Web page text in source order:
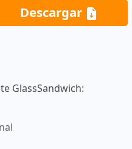
Descargar
GlassSandwich: